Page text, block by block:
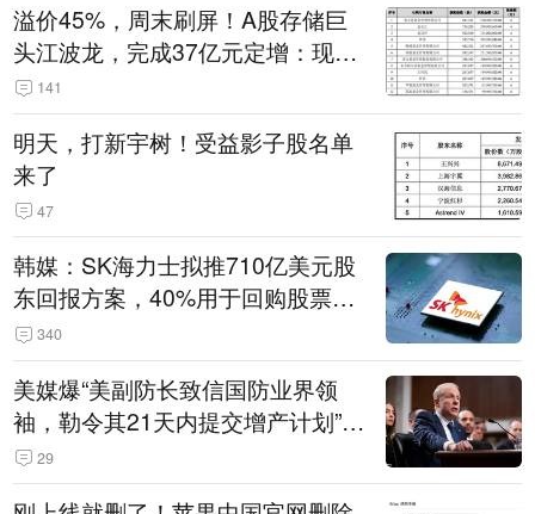
溢价45%，周末刷屏！A股存储巨
头江波龙，完成37亿元定增：现价
386.6元，定增价560元
141
明天，打新宇树！受益影子股名单
来了
47
韩媒：SK海力士拟推710亿美元股
东回报方案，40%用于回购股票，
相当于美股发行规模
340
美媒爆“美副防长致信国防业界领
袖，勒令其21天内提交增产计划”，
五角大楼回应
29